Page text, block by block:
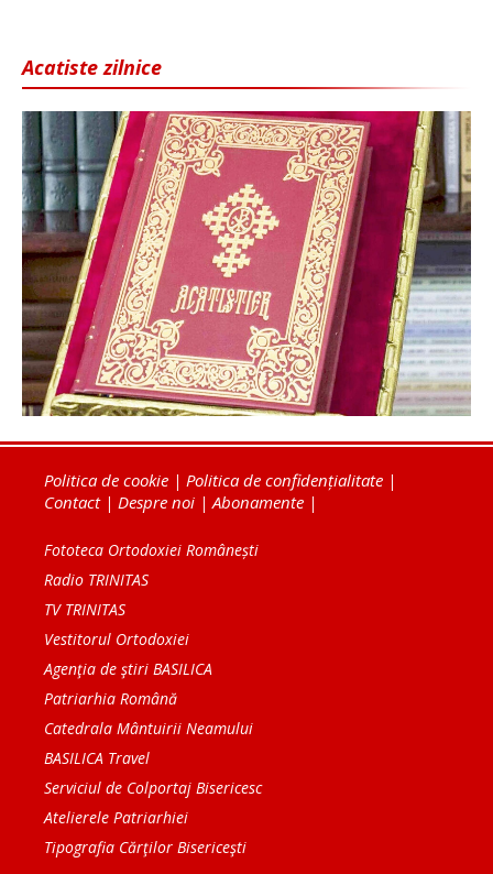
Acatiste zilnice
Politica de cookie | Politica de confidențialitate |
Contact| Despre noi |Abonamente |
Fototeca Ortodoxiei Românești
Radio TRINITAS
TV TRINITAS
Vestitorul Ortodoxiei
Agenţia de ştiri BASILICA
Patriarhia Română
Catedrala Mântuirii Neamului
BASILICA Travel
Serviciul de Colportaj Bisericesc
Atelierele Patriarhiei
Tipografia Cărţilor Bisericeşti